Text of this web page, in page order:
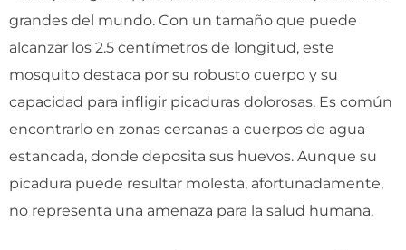
grandes del mundo. Con un tamaño que puede
alcanzar los 2.5 centímetros de longitud, este
mosquito destaca por su robusto cuerpo y su
capacidad para infligir picaduras dolorosas. Es común
encontrarlo en zonas cercanas a cuerpos de agua
estancada, donde deposita sus huevos. Aunque su
picadura puede resultar molesta, afortunadamente,
no representa una amenaza para la salud humana.